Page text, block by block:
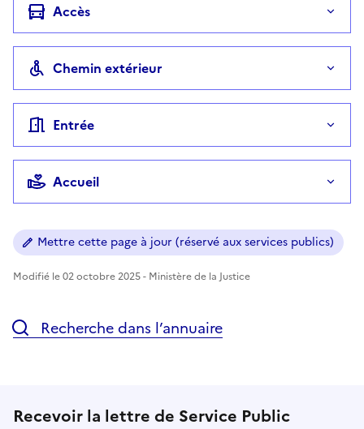
Accès
Chemin extérieur
Entrée
Accueil
Mettre cette page à jour (réservé aux services publics)
Modifié le 02 octobre 2025 - Ministère de la Justice
Recherche dans l’annuaire
Recevoir la lettre de Service Public